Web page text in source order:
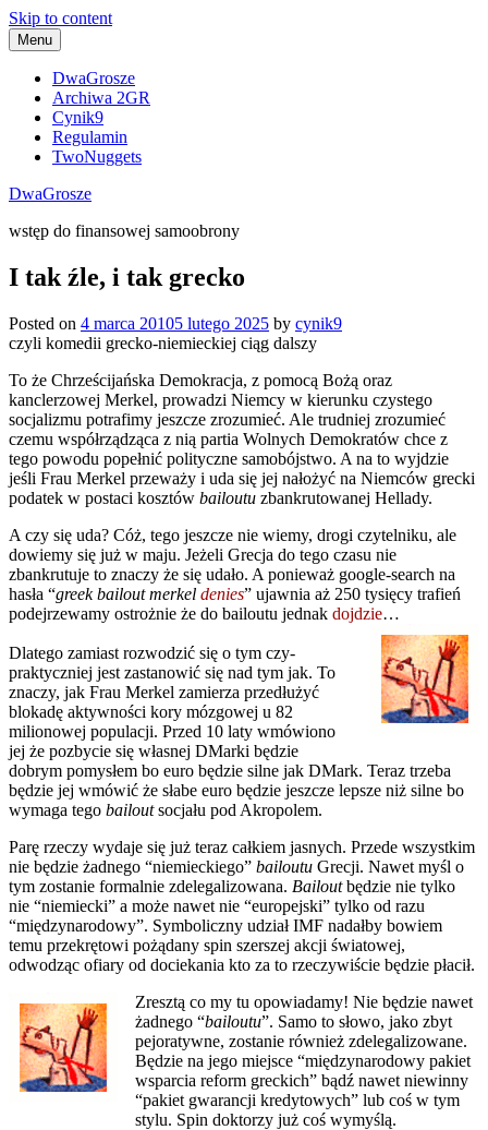
Skip to content
Menu
DwaGrosze
Archiwa 2GR
Cynik9
Regulamin
TwoNuggets
DwaGrosze
wstęp do finansowej samoobrony
I tak źle, i tak grecko
Posted on 4 marca 20105 lutego 2025 by cynik9
czyli komedii grecko-niemieckiej ciąg dalszy
To że Chrześcijańska Demokracja, z pomocą Bożą oraz
kanclerzowej Merkel, prowadzi Niemcy w kierunku czystego
socjalizmu potrafimy jeszcze zrozumieć. Ale trudniej zrozumieć
czemu współrządząca z nią partia Wolnych Demokratów chce z
tego powodu popełnić polityczne samobójstwo. A na to wyjdzie
jeśli Frau Merkel przeważy i uda się jej nałożyć na Niemców grecki
podatek w postaci kosztów bailoutu zbankrutowanej Hellady.
A czy się uda? Cóż, tego jeszcze nie wiemy, drogi czytelniku, ale
dowiemy się już w maju. Jeżeli Grecja do tego czasu nie
zbankrutuje to znaczy że się udało. A ponieważ google-search na
hasła “greek bailout merkel denies” ujawnia aż 250 tysięcy trafień
podejrzewamy ostrożnie że do bailoutu jednak dojdzie…
Dlatego zamiast rozwodzić się o tym czy-
praktyczniej jest zastanowić się nad tym jak. To
znaczy, jak Frau Merkel zamierza przedłużyć
blokadę aktywności kory mózgowej u 82
milionowej populacji. Przed 10 laty wmówiono
jej że pozbycie się własnej DMarki będzie
dobrym pomysłem bo euro będzie silne jak DMark. Teraz trzeba
będzie jej wmówić że słabe euro będzie jeszcze lepsze niż silne bo
wymaga tego bailoutsocjału pod Akropolem.
Parę rzeczy wydaje się już teraz całkiem jasnych. Przede wszystkim
nie będzie żadnego “niemieckiego” bailoutu Grecji. Nawet myśl o
tym zostanie formalnie zdelegalizowana. Bailoutbędzie nie tylko
nie “niemiecki” a może nawet nie “europejski” tylko od razu
“międzynarodowy”. Symboliczny udział IMF nadałby bowiem
temu przekrętowi pożądany spin szerszej akcji światowej,
odwodząc ofiary od dociekania kto za to rzeczywiście będzie płacił.
Zresztą co my tu opowiadamy! Nie będzie nawet
żadnego “bailoutu”. Samo to słowo, jako zbyt
pejoratywne, zostanie również zdelegalizowane.
Będzie na jego miejsce “międzynarodowy pakiet
wsparcia reform greckich” bądź nawet niewinny
“pakiet gwarancji kredytowych” lub coś w tym
stylu. Spin doktorzy już coś wymyślą.